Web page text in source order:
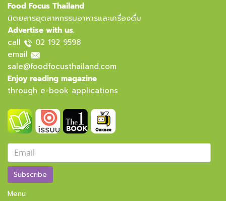
Food Focus Thailand
นิตยสารอุตสาหกรรมอาหารและเครื่องดื่ม
Advertise with us.
call
02 192 9598
email
sale@foodfocusthailand.com
Enjoy reading magazine
through e-book applications
Subscribe
Menu